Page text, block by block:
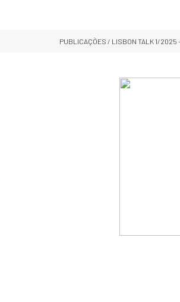
PUBLICAÇÕES / LISBON TALK 1/2025